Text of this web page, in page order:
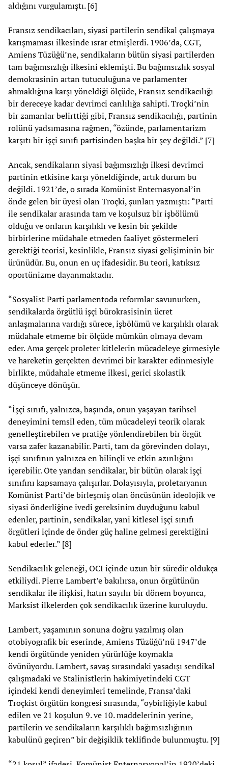
aldığını vurgulamıştı. [6]
Fransız sendikacıları, siyasi partilerin sendikal çalışmaya
karışmaması ilkesinde ısrar etmişlerdi. 1906’da, CGT,
Amiens Tüzüğü’ne, sendikaların bütün siyasi partilerden
tam bağımsızlığı ilkesini eklemişti. Bu bağımsızlık sosyal
demokrasinin artan tutuculuğuna ve parlamenter
ahmaklığına karşı yöneldiği ölçüde, Fransız sendikacılığı
bir dereceye kadar devrimci canlılığa sahipti. Troçki’nin
bir zamanlar belirttiği gibi, Fransız sendikacılığı, partinin
rolünü yadsımasına rağmen, “özünde, parlamentarizm
karşıtı bir işçi sınıfı partisinden başka bir şey değildi.” [7]
Ancak, sendikaların siyasi bağımsızlığı ilkesi devrimci
partinin etkisine karşı yöneldiğinde, artık durum bu
değildi. 1921’de, o sırada Komünist Enternasyonal’in
önde gelen bir üyesi olan Troçki, şunları yazmıştı: “Parti
ile sendikalar arasında tam ve koşulsuz bir işbölümü
olduğu ve onların karşılıklı ve kesin bir şekilde
birbirlerine müdahale etmeden faaliyet göstermeleri
gerektiği teorisi, kesinlikle, Fransız siyasi gelişiminin bir
ürünüdür. Bu, onun en uç ifadesidir. Bu teori, katıksız
oportünizme dayanmaktadır.
“Sosyalist Parti parlamentoda reformlar savunurken,
sendikalarda örgütlü işçi bürokrasisinin ücret
anlaşmalarına vardığı sürece, işbölümü ve karşılıklı olarak
müdahale etmeme bir ölçüde mümkün olmaya devam
eder. Ama gerçek proleter kitlelerin mücadeleye girmesiyle
ve hareketin gerçekten devrimci bir karakter edinmesiyle
birlikte, müdahale etmeme ilkesi, gerici skolastik
düşünceye dönüşür.
“İşçi sınıfı, yalnızca, başında, onun yaşayan tarihsel
deneyimini temsil eden, tüm mücadeleyi teorik olarak
genelleştirebilen ve pratiğe yönlendirebilen bir örgüt
varsa zafer kazanabilir. Parti, tam da görevinden dolayı,
işçi sınıfının yalnızca en bilinçli ve etkin azınlığını
içerebilir. Öte yandan sendikalar, bir bütün olarak işçi
sınıfını kapsamaya çalışırlar. Dolayısıyla, proletaryanın
Komünist Parti’de birleşmiş olan öncüsünün ideolojik ve
siyasi önderliğine ivedi gereksinim duyduğunu kabul
edenler, partinin, sendikalar, yani kitlesel işçi sınıfı
örgütleri içinde de önder güç haline gelmesi gerektiğini
kabul ederler.” [8]
Sendikacılık geleneği, OCI içinde uzun bir süredir oldukça
etkiliydi. Pierre Lambert’e bakılırsa, onun örgütünün
sendikalar ile ilişkisi, hatırı sayılır bir dönem boyunca,
Marksist ilkelerden çok sendikacılık üzerine kuruluydu.
Lambert, yaşamının sonuna doğru yazılmış olan
otobiyografik bir eserinde, Amiens Tüzüğü’nü 1947’de
kendi örgütünde yeniden yürürlüğe koymakla
övünüyordu. Lambert, savaş sırasındaki yasadışı sendikal
çalışmadaki ve Stalinistlerin hakimiyetindeki CGT
içindeki kendi deneyimleri temelinde, Fransa’daki
Troçkist örgütün kongresi sırasında, “oybirliğiyle kabul
edilen ve 21 koşulun 9. ve 10. maddelerinin yerine,
partilerin ve sendikaların karşılıklı bağımsızlığının
kabulünü geçiren” bir değişiklik teklifinde bulunmuştu. [9]